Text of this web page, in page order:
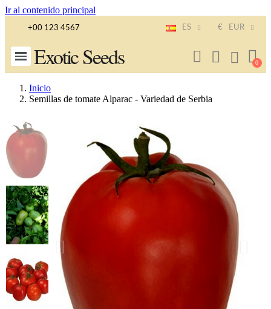
Ir al contenido principal
+00 123 4567 ES € EUR
Exotic Seeds
Inicio
Semillas de tomate Alparac - Variedad de Serbia